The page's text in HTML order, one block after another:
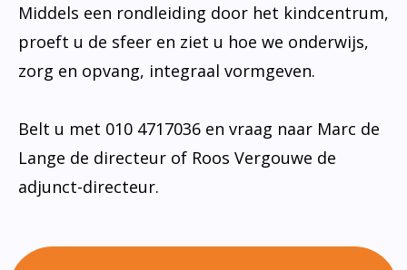
Middels een rondleiding door het kindcentrum,
proeft u de sfeer en ziet u hoe we onderwijs,
zorg en opvang, integraal vormgeven.
Belt u met 010 4717036 en vraag naar Marc de
Lange de directeur of Roos Vergouwe de
adjunct-directeur.